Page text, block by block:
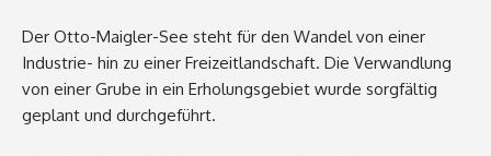
Der Otto-Maigler-See steht für den Wandel von einer
Industrie- hin zu einer Freizeitlandschaft. Die Verwandlung
von einer Grube in ein Erholungsgebiet wurde sorgfältig
geplant und durchgeführt.